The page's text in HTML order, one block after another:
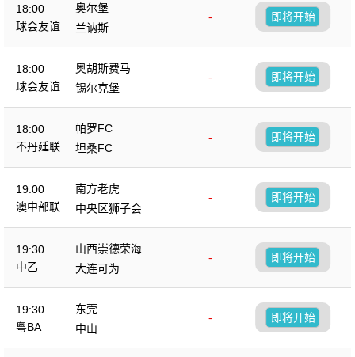
18:00
球会友谊
奥尔堡
-
兰讷斯
即将开始
18:00
球会友谊
奥胡斯费马
-
锡尔克堡
即将开始
18:00
不丹廷联
帕罗FC
-
坦桑FC
即将开始
19:00
澳中部联
南方老虎
-
中央区狮子会
即将开始
19:30
中乙
山西崇德荣海
-
大连可为
即将开始
19:30
粤BA
东莞
-
中山
即将开始